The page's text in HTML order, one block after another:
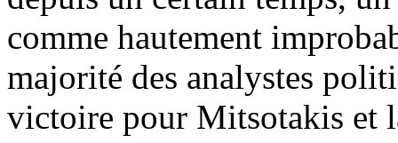
comme hautement
majorité des analystes
victoire pour Mitsotakis et